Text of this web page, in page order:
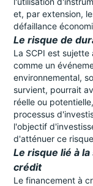
et, par extension,
défaillance
Le risque de
La SCPI est
comme un
environnemental,
survient, pourrait
réelle ou
processus
l'objectif
d'atténuer ce
Le risque lié à
crédit
Le financement à